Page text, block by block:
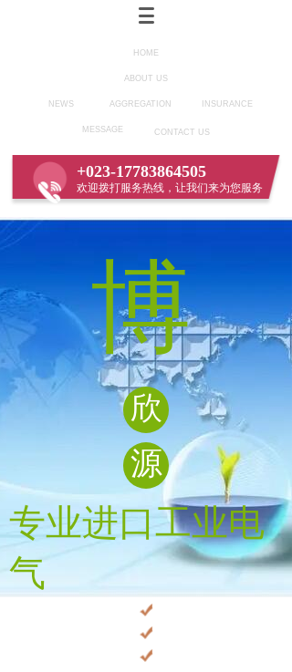
AGGREGATION INSURANCE
CONTACT US
MESSAGE
HOME
ABOUT US
NEWS
+023-17783864505
欢迎拨打服务热线，让我们来为您服务
源
专业进口工业电
气
博
欣